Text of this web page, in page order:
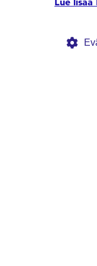
© SFS ry